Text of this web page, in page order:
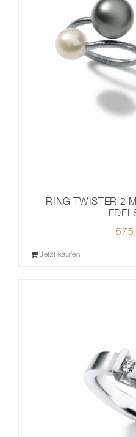
RING TWISTER 2
Jetzt kaufen